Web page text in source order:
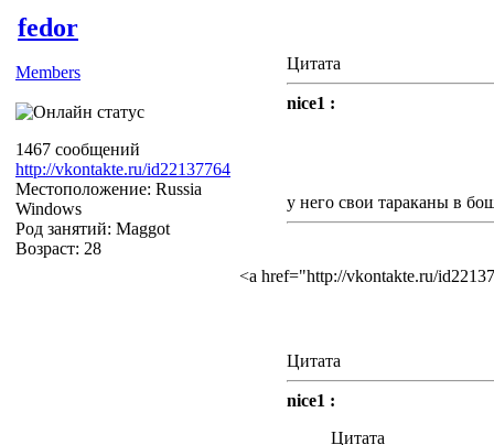
fedor
Members
1467 сообщений
http://vkontakte.ru/id22137764
Местоположение: Russia
Windows
Род занятий: Maggot
Возраст: 28
Цитата
nice1 :
у него свои тараканы в
<a href="http://vkontakte.ru/
Цитата
nice1 :
Цитата